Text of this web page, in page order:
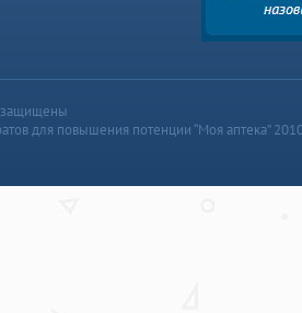
защищены
для повышения потенции “Моя аптека”